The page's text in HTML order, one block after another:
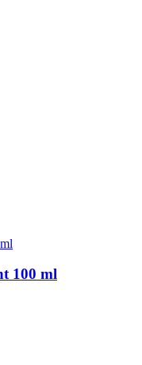
100 ml